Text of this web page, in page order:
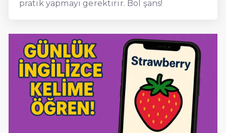
pratik yapmayı gerektirir. Bol şans!